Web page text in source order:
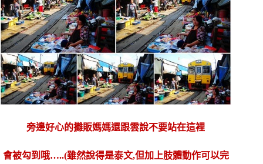
旁邊好心的攤販媽媽還跟雲說不要站在這裡
會被勾到哦…..(雖然說得是泰文,但加上肢體動作可以完